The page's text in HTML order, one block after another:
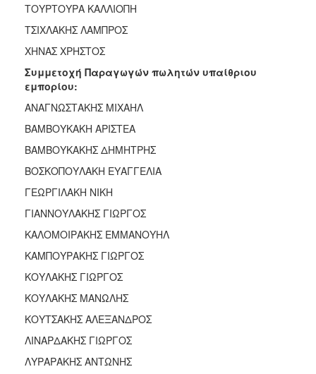
ΤΟΥΡΤΟΥΡΑ ΚΑΛΛΙΟΠΗ
ΤΣΙΧΛΑΚΗΣ ΛΑΜΠΡΟΣ
ΧΗΝΑΣ ΧΡΗΣΤΟΣ
Συμμετοχή Παραγωγών πωλητών υπαίθριου
εμπορίου:
ΑΝΑΓΝΩΣΤΑΚΗΣ ΜΙΧΑΗΛ
ΒΑΜΒΟΥΚΑΚΗ ΑΡΙΣΤΕΑ
ΒΑΜΒΟΥΚΑΚΗΣ ΔΗΜΗΤΡΗΣ
ΒΟΣΚΟΠΟΥΛΑΚΗ ΕΥΑΓΓΕΛΙΑ
ΓΕΩΡΓΙΛΑΚΗ ΝΙΚΗ
ΓΙΑΝΝΟΥΛΑΚΗΣ ΓΙΩΡΓΟΣ
ΚΑΛΟΜΟΙΡΑΚΗΣ ΕΜΜΑΝΟΥΗΛ
ΚΑΜΠΟΥΡΑΚΗΣ ΓΙΩΡΓΟΣ
ΚΟΥΛΑΚΗΣ ΓΙΩΡΓΟΣ
ΚΟΥΛΑΚΗΣ ΜΑΝΩΛΗΣ
ΚΟΥΤΣΑΚΗΣ ΑΛΕΞΑΝΔΡΟΣ
ΛΙΝΑΡΔΑΚΗΣ ΓΙΩΡΓΟΣ
ΛΥΡΑΡΑΚΗΣ ΑΝΤΩΝΗΣ